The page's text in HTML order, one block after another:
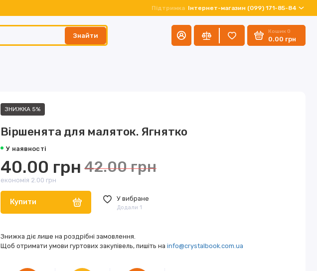
Підтримка Інтернет-магазин (099) 171-85-84
Знайти
Кошик0
0.00 грн
ЗНИЖКА 5%
Віршенята для маляток. Ягнятко
У наявності
40.00 грн 42.00 грн
економія 2.00 грн
Купити У вибране
Додали 1
Знижка діє лише на роздрібні замовлення.
Щоб отримати умови гуртових закупівель, пишіть на info@crystalbook.com.ua